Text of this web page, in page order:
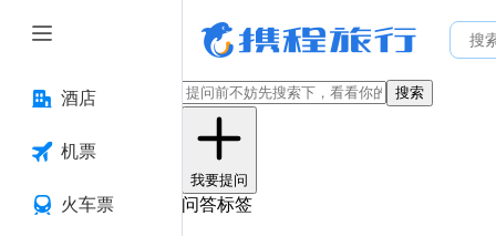
酒店
机票
火车票
搜索
我要提问
问答标签